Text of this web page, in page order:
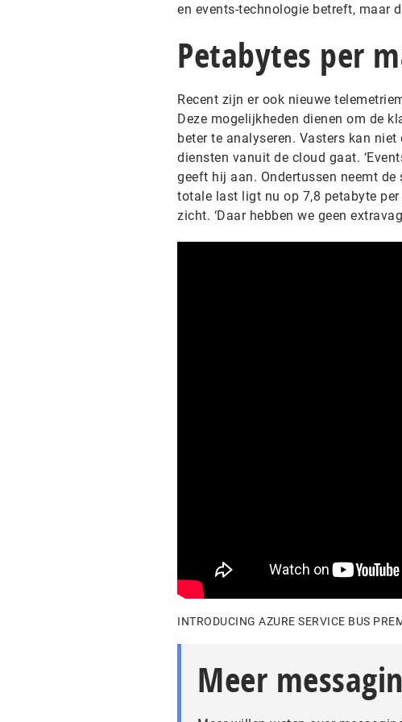
en events-technologie betreft, maar
Petabytes per
Recent zijn er ook nieuwe
Deze mogelijkheden dienen om de
beter te analyseren. Vasters kan
diensten vanuit de cloud gaat.
geeft hij aan. Ondertussen neemt
totale last ligt nu op 7,8 petabyte
zicht. ‘Daar hebben we geen
INTRODUCING AZURE SERVICE BUS
Meer